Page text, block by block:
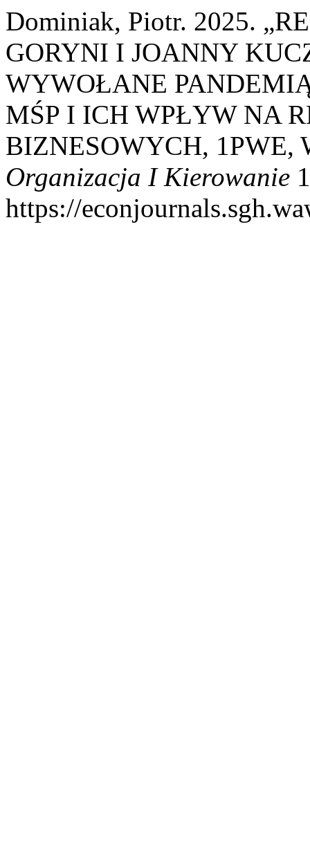
Dominiak, Piotr. 2025.
GORYNI I JOANNY
WYWOŁANE
MŚP I ICH WPŁYW NA
BIZNESOWYCH, 1PWE,
Organizacja I Kierowanie
https://